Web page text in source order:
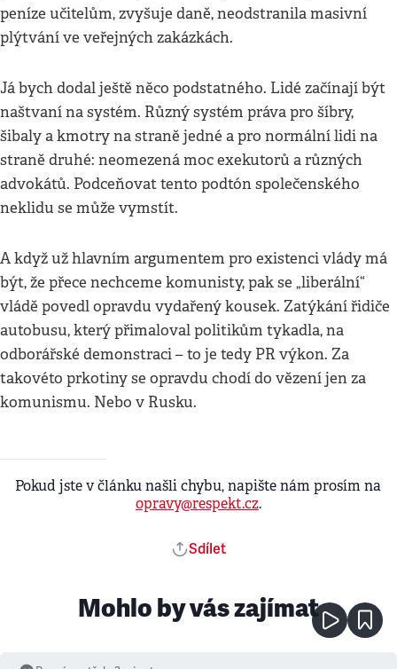
peníze učitelům, zvyšuje daně, neodstranila masivní
plýtvání ve veřejných zakázkách.
Já bych dodal ještě něco podstatného. Lidé začínají být
naštvaní na systém. Různý systém práva pro šíbry,
šibaly a kmotry na straně jedné a pro normální lidi na
straně druhé: neomezená moc exekutorů a různých
advokátů. Podceňovat tento podtón společenského
neklidu se může vymstít.
A když už hlavním argumentem pro existenci vlády má
být, že přece nechceme komunisty, pak se „liberální“
vládě povedl opravdu vydařený kousek. Zatýkání řidiče
autobusu, který přimaloval politikům tykadla, na
odborářské demonstraci – to je tedy PR výkon. Za
takovéto prkotiny se opravdu chodí do vězení jen za
komunismu. Nebo v Rusku.
Pokud jste v článku našli chybu, napište nám prosím na
opravy@respekt.cz.
Sdílet
Mohlo by vás zajímat